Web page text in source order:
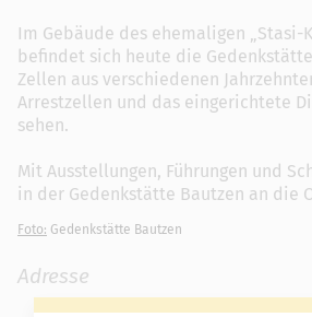
Im Gebäude des ehemaligen „Stasi-
befindet sich heute die
Zellen aus verschiedenen
Arrestzellen und das eingerichtete
sehen.
Mit Ausstellungen, Führungen und
in der Gedenkstätte Bautzen an die
Foto: Gedenkstätte Bautzen
Adresse